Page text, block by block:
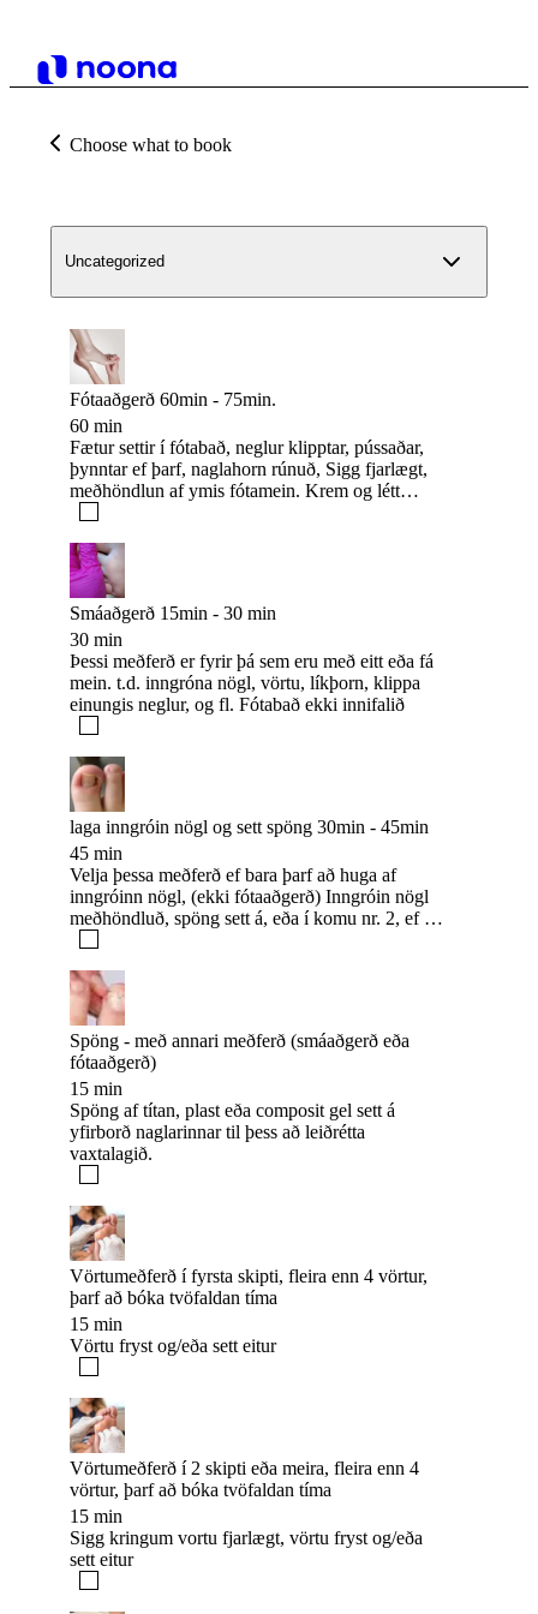
Choose what to book
Uncategorized
Fótaaðgerð 60min - 75min.
60 min
Fætur settir í fótabað, neglur klipptar, pússaðar,
þynntar ef þarf, naglahorn rúnuð, Sigg fjarlægt,
meðhöndlun af ymis fótamein. Krem og létt
Smáaðgerð 15min - 30 min
30 min
Þessi meðferð er fyrir þá sem eru með eitt eða fá
mein. t.d. inngróna nögl, vörtu, líkþorn, klippa
einungis neglur, og fl. Fótabað ekki innifalið
laga inngróin nögl og sett spöng 30min - 45min
45 min
Velja þessa meðferð ef bara þarf að huga af
inngróinn nögl, (ekki fótaaðgerð) Inngróin nögl
meðhöndluð, spöng sett á, eða í komu nr. 2, ef um
Spöng - með annari meðferð (smáaðgerð eða
fótaaðgerð)
15 min
Spöng af títan, plast eða composit gel sett á
yfirborð naglarinnar til þess að leiðrétta
vaxtalagið.
Vörtumeðferð í fyrsta skipti, fleira enn 4 vörtur,
þarf að bóka tvöfaldan tíma
15 min
Vörtu fryst og/eða sett eitur
Vörtumeðferð í 2 skipti eða meira, fleira enn 4
vörtur, þarf að bóka tvöfaldan tíma
15 min
Sigg kringum vortu fjarlægt, vörtu fryst og/eða
sett eitur